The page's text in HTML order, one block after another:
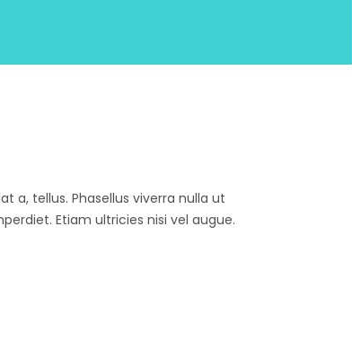
a, tellus. Phasellus viverra nulla ut
Etiam ultricies nisi vel augue.